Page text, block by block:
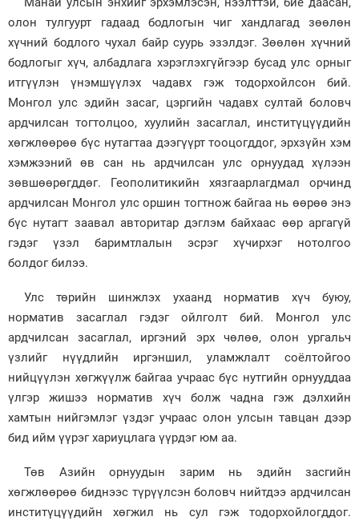
олон тулгуурт гадаад бодлогын чиг хандлагад зөөлөн
хүчний бодлого чухал байр суурь эзэлдэг. Зөөлөн хүчний
бодлогыг хүч, албадлага хэрэглэхгүйгээр бусад улс орныг
итгүүлэн үнэмшүүлэх чадавх гэж тодорхойлсон бий.
Монгол улс эдийн засаг, цэргийн чадавх султай боловч
ардчилсан тогтолцоо, хуулийн засаглал, инститүцүүдийн
хөгжлөөрөө бүс нутагтаа дээгүүрт тооцогддог, эрхзүйн хэм
хэмжээний өв сан нь ардчилсан улс орнуудад хүлээн
зөвшөөрөгддөг. Геополитикийн хязгаарлагдмал орчинд
ардчилсан Монгол улс оршин тогтнож байгаа нь өөрөө энэ
бүс нутагт заавал авторитар дэглэм байхаас өөр аргагүй
гэдэг үзэл баримтлалын эсрэг хүчирхэг нотолгоо
болдог билээ.
Улс төрийн шинжлэх ухаанд норматив хүч буюу,
норматив засаглал гэдэг ойлголт бий. Монгол улс
ардчилсан засаглал, иргэний эрх чөлөө, олон ургальч
үзлийг нүүдлийн иргэншил, уламжлалт соёлтойгоо
нийцүүлэн хөгжүүлж байгаа учраас бүс нутгийн орнууддаа
үлгэр жишээ норматив хүч болж чадна гэж дэлхийн
хамтын нийгэмлэг үздэг учраас олон улсын тавцан дээр
бид ийм үүрэг хариуцлага үүрдэг юм аа.
Төв Азийн орнуудын зарим нь эдийн засгийн
хөгжлөөрөө биднээс түрүүлсэн боловч нийтдээ ардчилсан
инститүцүүдийн хөгжил нь сул гэж тодорхойлогддог.